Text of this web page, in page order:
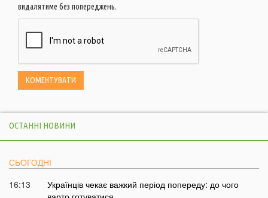
видалятиме без попереджень.
ОСТАННІ НОВИНИ
СЬОГОДНІ
16:13
Українців чекає важкий період попереду: до чого